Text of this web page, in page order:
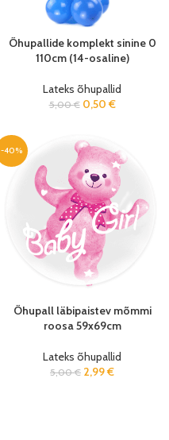
Õhupallide komplekt sinine 0
110cm (14-osaline)
Lateks õhupallid
5,00€ 0,50 €
-40%
Õhupall läbipaistev mõmmi
roosa 59x69cm
Lateks õhupallid
5,00€ 2,99€